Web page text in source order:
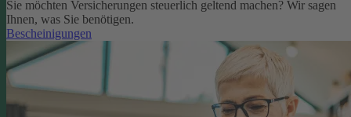
Sie möchten Versicherungen steuerlich geltend machen? Wir sagen
Ihnen, was Sie benötigen.
Bescheinigungen